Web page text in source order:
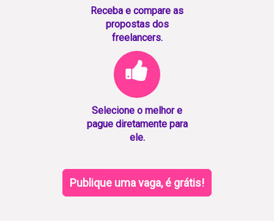
Receba e compare as
propostas dos
freelancers.
Selecione o melhor e
pague diretamente para
ele.
Publique uma vaga, é grátis!